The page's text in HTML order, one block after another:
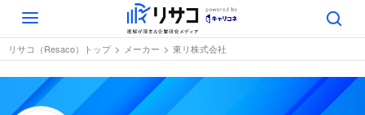
Toggle
navigation
リサコ（Resaco）トップ メーカー 東リ株式会社